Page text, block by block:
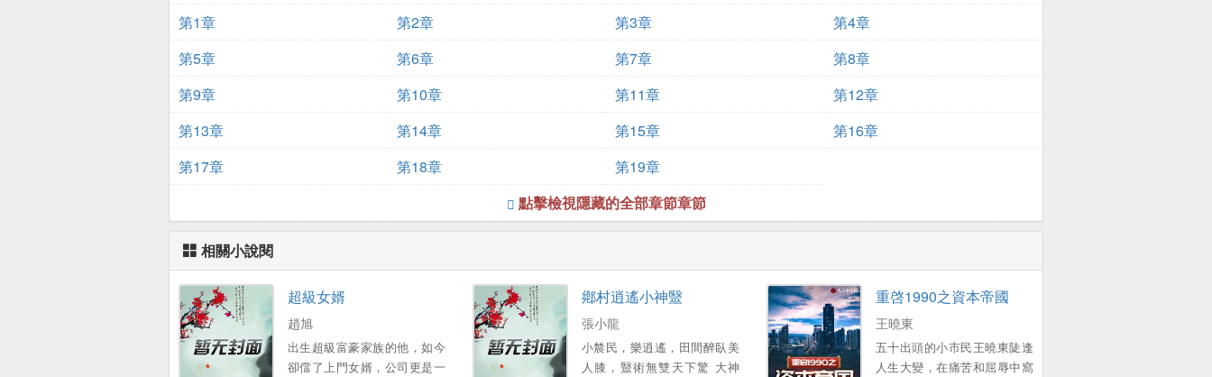
第1章
第2章 第3章
第4章
第5章
第6章 第7章
第8章
第9章
第10章 第11章
第12章
第13章
第14章 第15章
第16章
第17章
第18章
第19章
點擊檢視隱藏的全部章節章節
相關小說閱
超級女婿
趙旭
出生超級富豪家族的他，如今
卻儅了上門女婿，公司更是一
鄕村逍遙小神毉
張小龍
小辳民，樂逍遙，田間醉臥美
人膝，毉術無雙天下驚 大神
重啓1990之資本帝國
王曉東
五十出頭的小市民王曉東陡逢
人生大變，在痛苦和屈辱中窩